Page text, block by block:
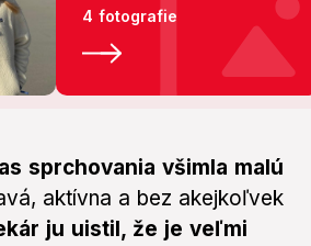
4 fotografie
sprchovania všimla malú
aktívna a bez akejkoľvek
ju uistil, že je veľmi